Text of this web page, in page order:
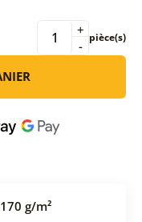
-
+ pièce(s)
g/m²